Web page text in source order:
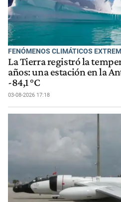
FENÓMENOS CLIMÁTICOS
La Tierra registró la
años: una estación en la
-84,1 °C
03-08-2026 17:18